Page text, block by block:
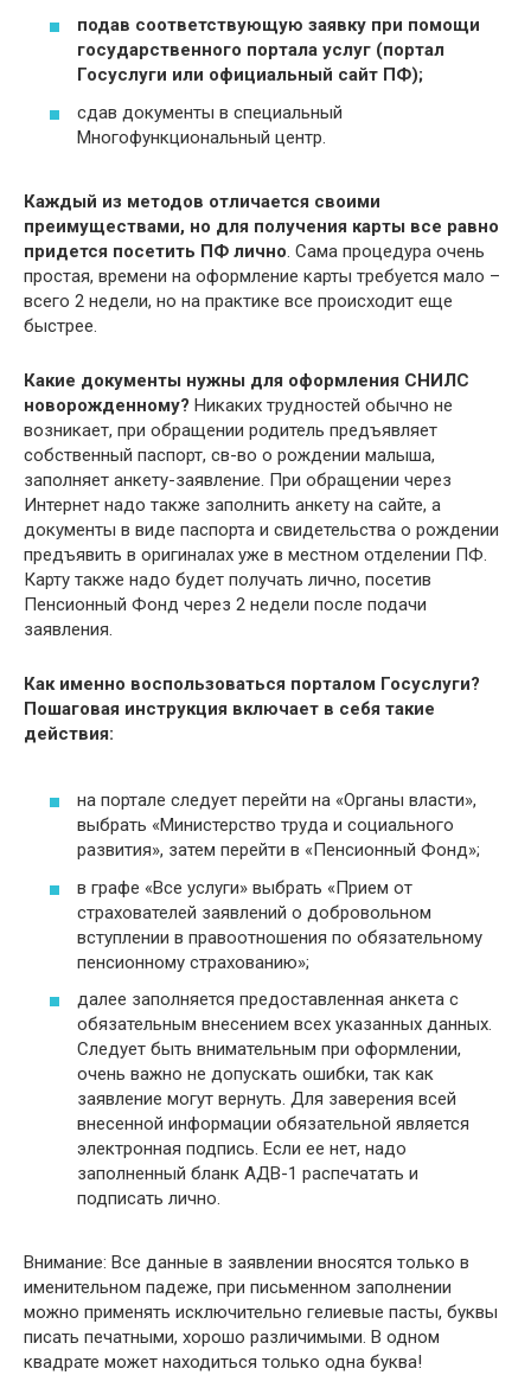
подав соответствующую заявку при помощи
государственного портала услуг (портал
Госуслуги или официальный сайт ПФ);
сдав документы в специальный
Многофункциональный центр.
Каждый из методов отличается своими
преимуществами, но для получения карты все равно
придется посетить ПФ лично . Сама процедура очень
простая, времени на оформление карты требуется мало –
всего 2 недели, но на практике все происходит еще
быстрее.
Какие документы нужны для оформления СНИЛС
новорожденному? Никаких трудностей обычно не
возникает, при обращении родитель предъявляет
собственный паспорт, св-во о рождении малыша,
заполняет анкету-заявление. При обращении через
Интернет надо также заполнить анкету на сайте, а
документы в виде паспорта и свидетельства о рождении
предъявить в оригиналах уже в местном отделении ПФ.
Карту также надо будет получать лично, посетив
Пенсионный Фонд через 2 недели после подачи
заявления.
Как именно воспользоваться порталом Госуслуги?
Пошаговая инструкция включает в себя такие
действия:
на портале следует перейти на «Органы власти»,
выбрать «Министерство труда и социального
развития», затем перейти в «Пенсионный Фонд»;
в графе «Все услуги» выбрать «Прием от
страхователей заявлений о добровольном
вступлении в правоотношения по обязательному
пенсионному страхованию»;
далее заполняется предоставленная анкета с
обязательным внесением всех указанных данных.
Следует быть внимательным при оформлении,
очень важно не допускать ошибки, так как
заявление могут вернуть. Для заверения всей
внесенной информации обязательной является
электронная подпись. Если ее нет, надо
заполненный бланк АДВ-1 распечатать и
подписать лично.
Внимание: Все данные в заявлении вносятся только в
именительном падеже, при письменном заполнении
можно применять исключительно гелиевые пасты, буквы
писать печатными, хорошо различимыми. В одном
квадрате может находиться только одна буква!